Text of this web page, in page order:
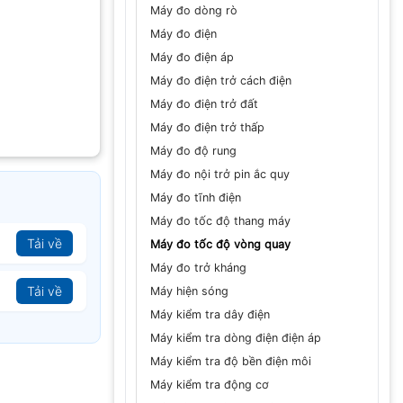
Máy đo dòng rò
Máy đo điện
Máy đo điện áp
Máy đo điện trở cách điện
Máy đo điện trở đất
Máy đo điện trở thấp
Máy đo độ rung
Máy đo nội trở pin ắc quy
Máy đo tĩnh điện
Máy đo tốc độ thang máy
Máy đo tốc độ vòng quay
Máy đo trở kháng
Máy hiện sóng
Máy kiểm tra dây điện
Máy kiểm tra dòng điện điện áp
Máy kiểm tra độ bền điện môi
Máy kiểm tra động cơ
tiếp xúc
năng đo
sát thông
Tải về
Tải về